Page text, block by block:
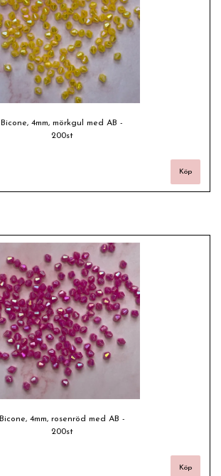
Bicone, 4mm, mörkgul med AB -
200st
Bicone, 4mm, rosenröd med AB -
200st